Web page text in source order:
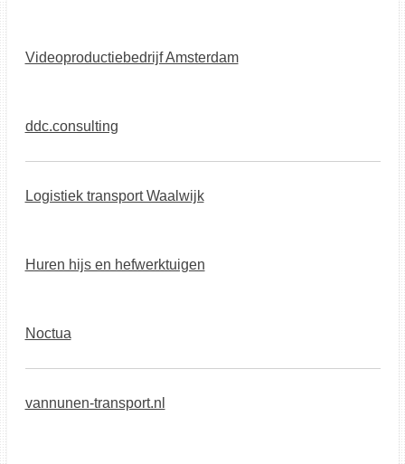
Videoproductiebedrijf Amsterdam
ddc.consulting
Logistiek transport Waalwijk
Huren hijs en hefwerktuigen
Noctua
vannunen-transport.nl